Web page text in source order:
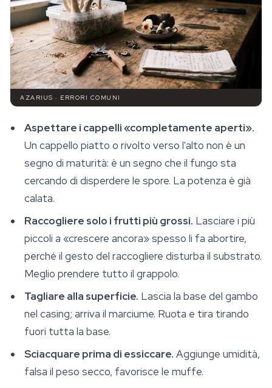
AZARIUS · ERRORI COMUNI
Aspettare i cappelli «completamente aperti».
Un cappello piatto o rivolto verso l'alto non è un
segno di maturità: è un segno che il fungo sta
cercando di disperdere le spore. La potenza è già
calata.
Raccogliere solo i frutti più grossi. Lasciare i più
piccoli a «crescere ancora» spesso li fa abortire,
perché il gesto del raccogliere disturba il substrato.
Meglio prendere tutto il grappolo.
Tagliare alla superficie. Lascia la base del gambo
nel casing; arriva il marciume. Ruota e tira tirando
fuori tutta la base.
Sciacquare prima di essiccare. Aggiunge umidità,
falsa il peso secco, favorisce le muffe.